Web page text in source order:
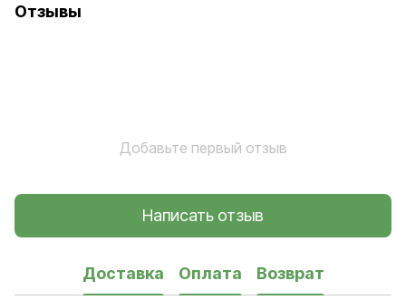
Отзывы
Добавьте первый отзыв
Написать отзыв
Доставка Оплата Возврат